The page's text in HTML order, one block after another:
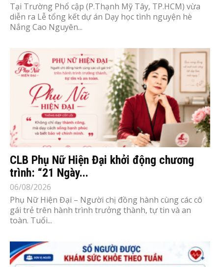
Tại Trường Phổ cập (P.Thạnh Mỹ Tây, TP.HCM) vừa
diễn ra Lễ tổng kết dự án Dạy học tình nguyện hè
Nắng Cao Nguyên...
CLB Phụ Nữ Hiện Đại khởi động chương
trình: “21 Ngày...
06/08/2026
Phụ Nữ Hiện Đại – Người chị đồng hành cùng các cô
gái trẻ trên hành trình trưởng thành, tự tin và an
toàn. Tuổi...